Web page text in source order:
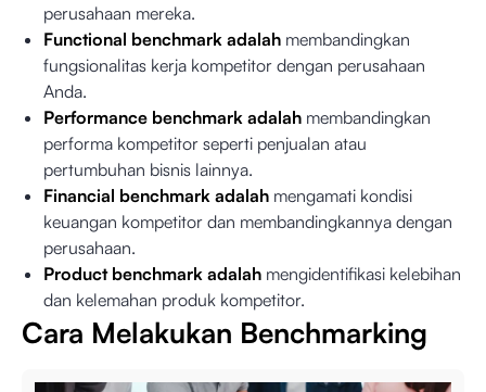
perusahaan mereka.
Functional benchmark adalah membandingkan
fungsionalitas kerja kompetitor dengan perusahaan
Anda.
Performance benchmark adalah membandingkan
performa kompetitor seperti penjualan atau
pertumbuhan bisnis lainnya.
Financial benchmark adalah mengamati kondisi
keuangan kompetitor dan membandingkannya dengan
perusahaan.
Product benchmark adalah mengidentifikasi kelebihan
dan kelemahan produk kompetitor.
Cara Melakukan Benchmarking